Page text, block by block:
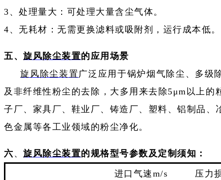
3、处理量大：可处理大量含尘气体。
4、无耗材：无需更换滤料或吸附剂，运行成本低。
五、 旋风除尘装置的应用场景
旋风除尘装置 广泛应用于锅炉烟气除尘、多级
及非纤维性粉尘的去除，大多用来去除5μm以上
子厂、家具厂、鞋业厂、铸造厂、塑料、铝制品
色金属等各工业领域的粉尘净化。
六 、 旋风除尘装置的规格型号参数及定制须知：
进口气速m/s 压力